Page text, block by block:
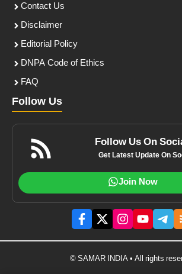
Contact Us
Disclaimer
Editorial Policy
DNPA Code of Ethics
FAQ
Follow Us
Follow Us On
Get Latest Update On
Join Now
© SAMAR INDIA • All rights